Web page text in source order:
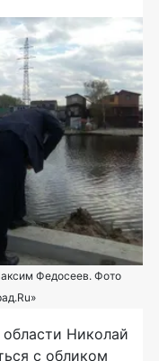
Федосеев. Фото
области Николай
с обликом